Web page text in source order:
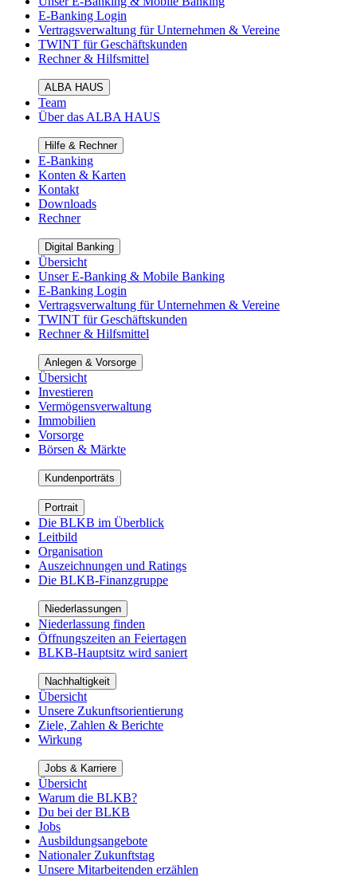
E-Banking Login
Vertragsverwaltung für Unternehmen & Vereine
TWINT für Geschäftskunden
Rechner & Hilfsmittel
ALBA HAUS
Team
Über das ALBA HAUS
Hilfe & Rechner
E-Banking
Konten & Karten
Kontakt
Downloads
Rechner
Digital Banking
Übersicht
Unser E-Banking & Mobile Banking
E-Banking Login
Vertragsverwaltung für Unternehmen & Vereine
TWINT für Geschäftskunden
Rechner & Hilfsmittel
Anlegen & Vorsorge
Übersicht
Investieren
Vermögensverwaltung
Immobilien
Vorsorge
Börsen & Märkte
Kundenporträts
Portrait
Die BLKB im Überblick
Leitbild
Organisation
Auszeichnungen und Ratings
Die BLKB-Finanzgruppe
Niederlassungen
Niederlassung finden
Öffnungszeiten an Feiertagen
BLKB-Hauptsitz wird saniert
Nachhaltigkeit
Übersicht
Unsere Zukunftsorientierung
Ziele, Zahlen & Berichte
Wirkung
Jobs & Karriere
Übersicht
Warum die BLKB?
Du bei der BLKB
Jobs
Ausbildungsangebote
Nationaler Zukunftstag
Unsere Mitarbeitenden erzählen